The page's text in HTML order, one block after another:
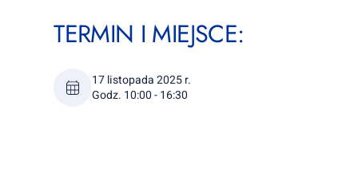
TERMIN I MIEJSCE:
17 listopada 2025 r.
Godz. 10:00 - 16:30